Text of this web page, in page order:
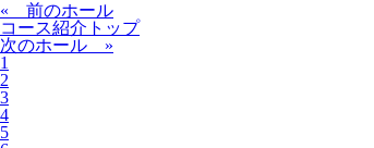
« 前のホール
コース紹介トップ
次のホール »
1
2
3
4
5